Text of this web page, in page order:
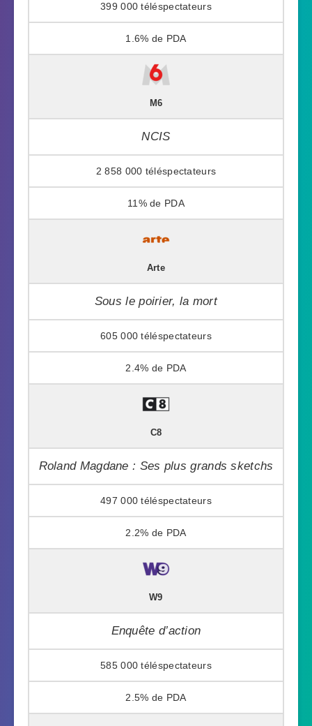
399 000
1.6%
M6
NCIS
2 858 000
11%
Arte
Sous le poirier, la mort
605 000
2.4%
C8
Roland Magdane : Ses plus grands sketchs
497 000
2.2%
W9
Enquête d’action
585 000
2.5%